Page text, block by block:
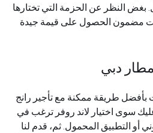
بغض النظر عن الحزمة التي تختارها
مضمون الحصول على قيمة جيدة
دبي
بأفضل طريقة ممكنة مع تأجير رانج
سوى اختيار لاند روفر ترغب في
أو التطبيق المحمول. ثم، قدم لنا